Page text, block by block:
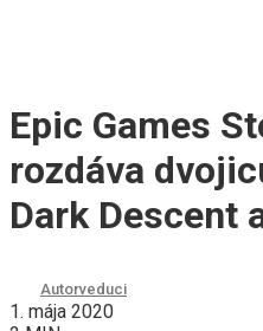
Epic Games
rozdáva
Dark Descent
Autorveduci
1. mája 2020